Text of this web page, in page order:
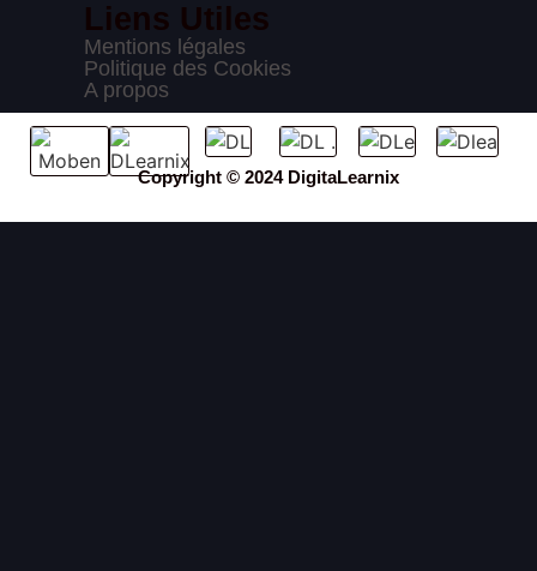
Liens Utiles
Mentions légales
Politique des Cookies
A propos
Copyright © 2024 DigitaLearnix